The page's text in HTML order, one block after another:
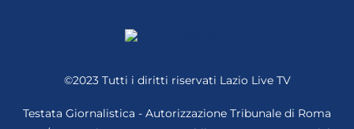
©2023 Tutti i diritti riservati Lazio Live TV
Testata Giornalistica - Autorizzazione Tribunale di Roma